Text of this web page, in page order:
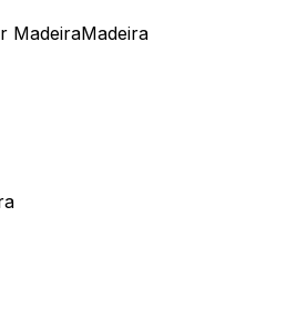
MadeiraMadeira